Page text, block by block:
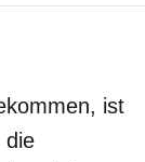
ist
die